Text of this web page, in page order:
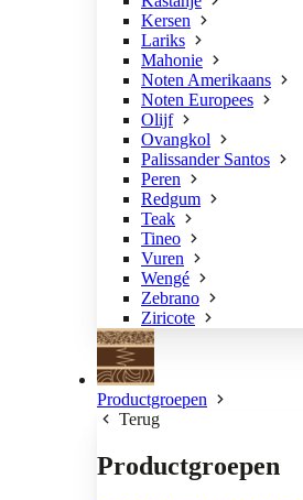
Kersen
Lariks
Mahonie
Noten Amerikaans
Noten Europees
Olijf
Ovangkol
Palissander Santos
Peren
Redgum
Teak
Tineo
Vuren
Wengé
Zebrano
Ziricote
Productgroepen
Terug
Productgroepen